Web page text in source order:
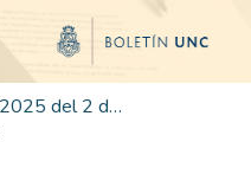
Edición 046/2025 del 2 de septiembre de 2025